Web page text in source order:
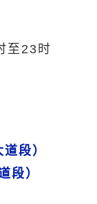
至23时
段）
段）